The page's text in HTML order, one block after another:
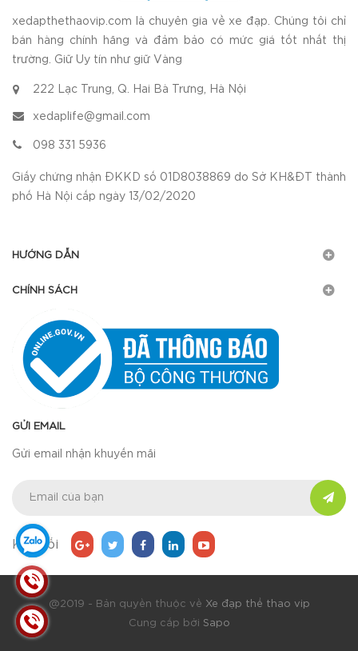
xedapthethaovip.com là chuyên gia về xe đạp. Chúng tôi chỉ
bán hàng chính hãng và đảm bảo có mức giá tốt nhất thị
trường. Giữ Uy tín như giữ Vàng
222 Lạc Trung, Q. Hai Bà Trưng, Hà Nội
xedaplife@gmail.com
098 331 5936
Giấy chứng nhận ĐKKD số 01D8038869 do Sở KH&ĐT thành
phố Hà Nội cấp ngày 13/02/2020
HƯỚNG DẪN
CHÍNH SÁCH
GỬI EMAIL
Gửi email nhận khuyến mãi
Kết nối
@2019 - Bản quyền thuộc về Xe đạp thể thao vip
Cung cấp bởi Sapo